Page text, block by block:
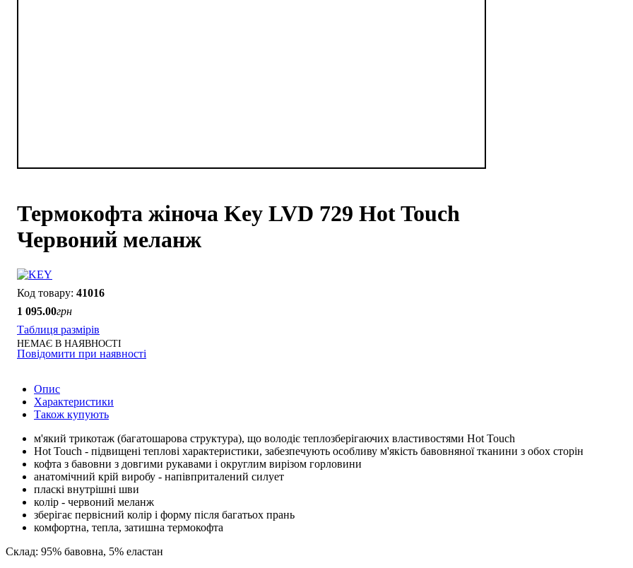
Термокофта жіноча Key LVD 729 Hot Touch
Червоний меланж
41016
1 095.00грн
Таблиця размірів
НЕМАЄ В НАЯВНОСТІ
Повідомити при наявності
Опис
Характеристики
Також купують
м'який трикотаж (багатошарова структура), що володіє теплозберігаючих властивостями Hot Touch
Hot Touch - підвищені теплові характеристики, забезпечують особливу м'якість бавовняної тканини з обох сторін
кофта з бавовни з довгими рукавами і округлим вирізом горловини
анатомічний крій виробу - напівприталений силует
пласкі внутрішні шви
колір - червоний меланж
зберігає первісний колір і форму після багатьох прань
комфортна, тепла, затишна термокофта
Склад: 95% бавовна, 5% еластан